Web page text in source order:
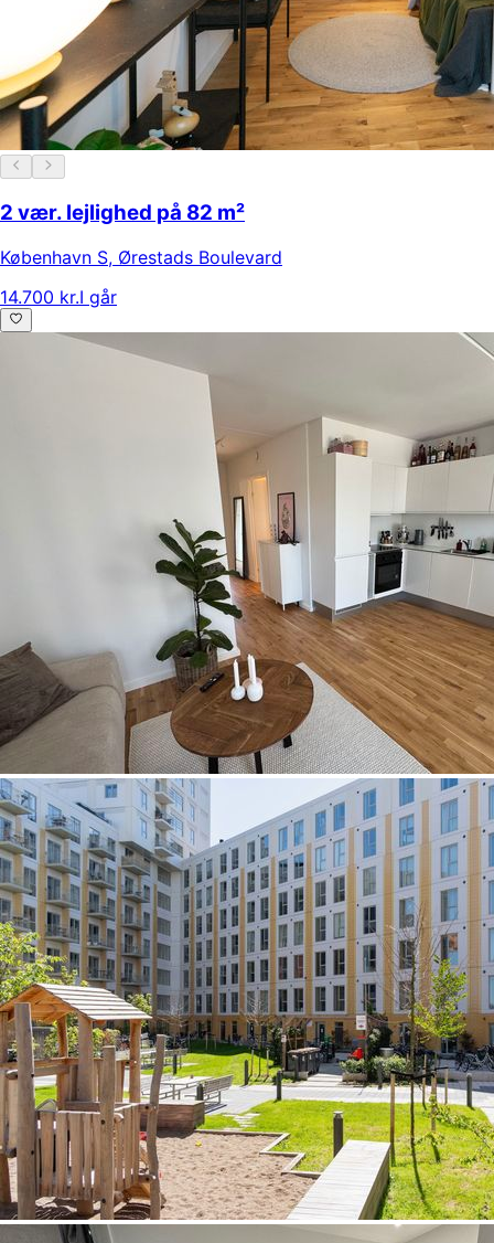
2 vær. lejlighed på 82 m²
København S, Ørestads Boulevard
14.700 kr.I går